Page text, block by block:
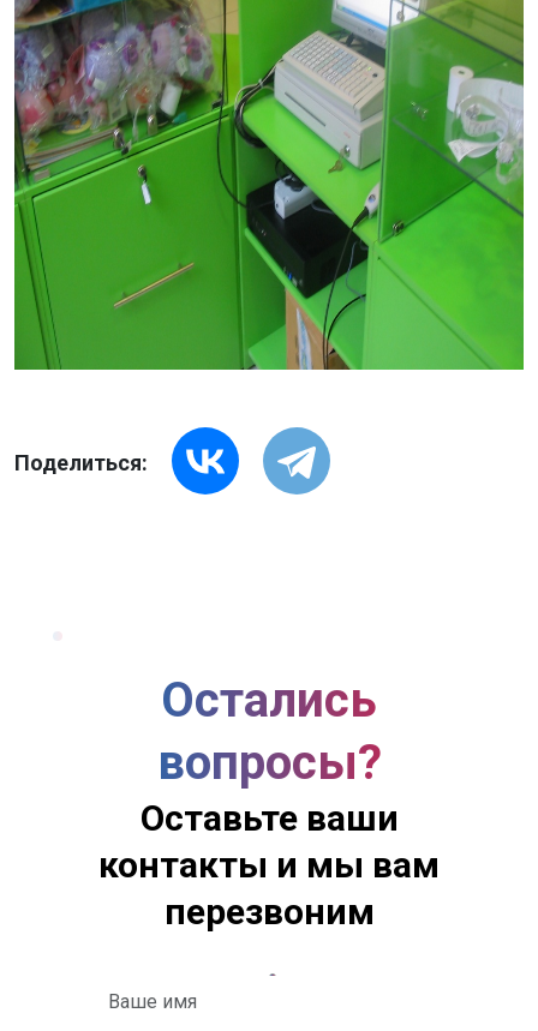
Поделиться:
Остались
вопросы?
Оставьте ваши
контакты и мы вам
перезвоним